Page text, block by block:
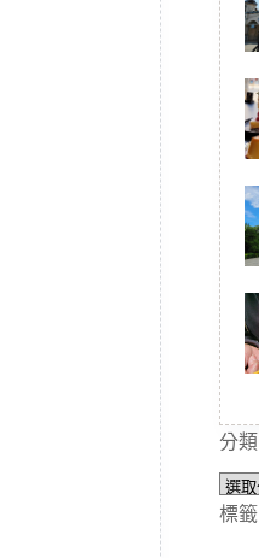
分類
分
類
標籤